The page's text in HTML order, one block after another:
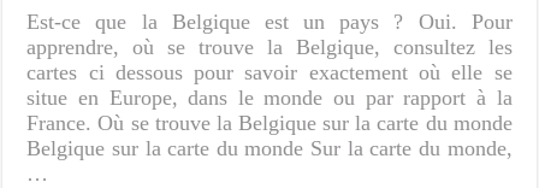
Est-ce que la Belgique est un pays ? Oui. Pour
apprendre, où se trouve la Belgique, consultez les
cartes ci dessous pour savoir exactement où elle se
situe en Europe, dans le monde ou par rapport à la
France. Où se trouve la Belgique sur la carte du monde
Belgique sur la carte du monde Sur la carte du monde,
…